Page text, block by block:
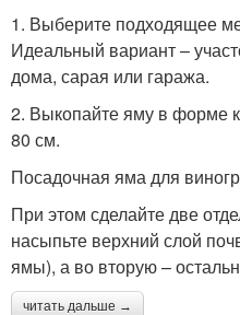
1. Выберите подходящее
Идеальный вариант –
дома, сарая или гаража.
2. Выкопайте яму в форме
80 см.
Посадочная яма для
При этом сделайте две
насыпьте верхний слой
ямы), а во вторую –
читать дальше →